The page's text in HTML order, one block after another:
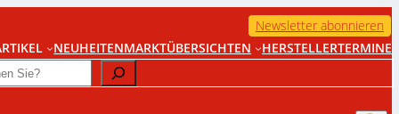
Newsletter abonnieren
NEUHEITENMARKTÜBERSICHTEN HERSTELLERTERMINE